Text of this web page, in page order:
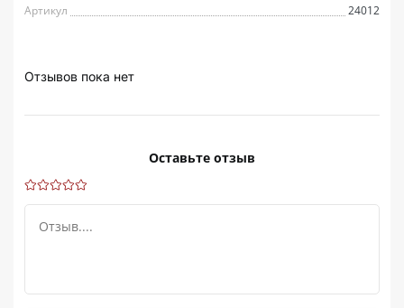
Артикул 24012
Отзывов пока нет
Оставьте отзыв